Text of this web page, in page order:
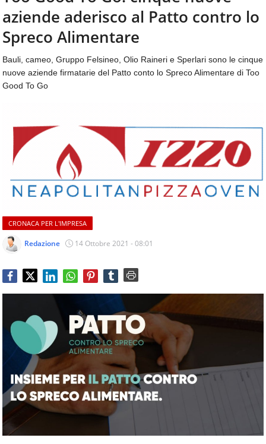
aggiornamenti
quotidiani
temi
come
ospitalità,
ristorazione,
catering
e
articoli
sul
mondo
dei
consumi
fuoricasa,
Food
Service
e
le
novità
del
comparto
Horeca.
CONTATTI
aziende aderisco al Patto contro lo
Spreco Alimentare
Bauli, cameo, Gruppo Felsineo, Olio Raineri e Sperlari sono le cinque
nuove aziende firmatarie del Patto conto lo Spreco Alimentare di Too
Good To Go
CRONACA PER L'IMPRESA
Redazione 14 Ottobre 2021 - 08:01